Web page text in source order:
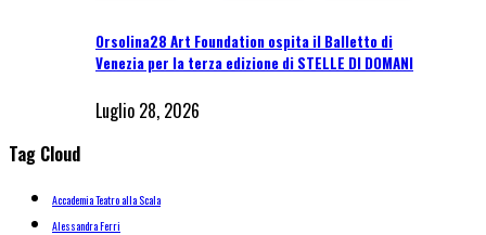
Orsolina28 Art Foundation ospita il Balletto di
Venezia per la terza edizione di STELLE DI DOMANI
Luglio 28, 2026
Tag Cloud
Accademia Teatro alla Scala
Alessandra Ferri